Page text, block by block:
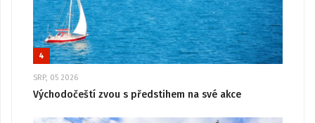
4
SRP, 05 2026
Východočeští zvou s předstihem na své akce